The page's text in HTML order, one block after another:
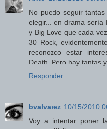
No puedo seguir
elegir... en drama sería
y Big Love que cada
30 Rock,
reconozco estar
Death. Pero hay tantas
Responder
bvalvarez 10/15/2010
Voy a intentar poner